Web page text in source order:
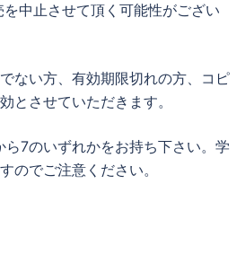
中止させて頂く可能性がござい
ない方、有効期限切れの方、コピ
とさせていただきます。
ら7のいずれかをお持ち下さい。学
のでご注意ください。